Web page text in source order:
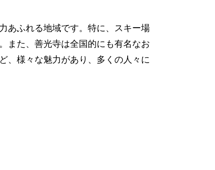
あふれる地域です。特に、スキー場
また、善光寺は全国的にも有名なお
、様々な魅力があり、多くの人々に